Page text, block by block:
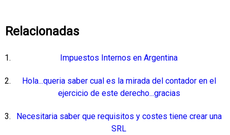
Relacionadas
Impuestos Internos en Argentina
Hola...queria saber cual es la mirada del contador en el
ejercicio de este derecho...gracias
Necesitaria saber que requisitos y costes tiene crear una
SRL